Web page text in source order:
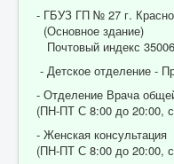
- ГБУЗ ГП № 27 г.
(Основное здание)
Почтовый индекс
- Детское отделение -
- Отделение Врача
(ПН-ПТ С 8:00 до 20:00,
- Женская консультация
(ПН-ПТ С 8:00 до 20:00,